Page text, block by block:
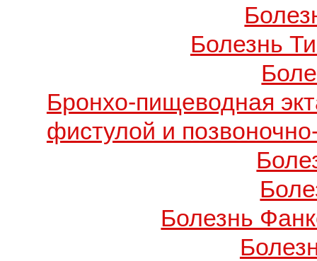
Болезнь
Бронхо-пищеводная
фистулой и
Болезнь